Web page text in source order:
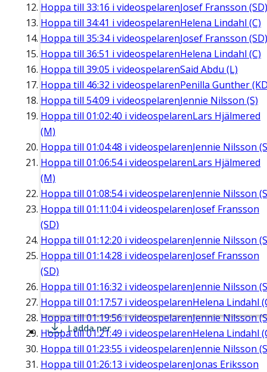
Hoppa till 33:16 i videospelarenJosef Fransson (SD)
Hoppa till 34:41 i videospelarenHelena Lindahl (C)
Hoppa till 35:34i videospelarenJosef Fransson (SD)
Hoppa till 36:51 i videospelarenHelena Lindahl (C)
Hoppa till 39:05 i videospelarenSaid Abdu (L)
Hoppa till 46:32 i videospelarenPenilla Gunther
Hoppa till 54:09 i videospelarenJennie Nilsson (S)
Hoppa till 01:02:40 i videospelarenLars Hjälmered
(M)
Hoppa till 01:04:48 i videospelarenJennie Nilsson
Hoppa till 01:06:54i videospelarenLars Hjälmered
(M)
Hoppa till 01:08:54i videospelarenJennie Nilsson
Hoppa till 01:11:04i videospelarenJosef Fransson
(SD)
Hoppa till 01:12:20 i videospelarenJennie Nilsson
Hoppa till 01:14:28 i videospelarenJosef Fransson
(SD)
Hoppa till 01:16:32 i videospelarenJennie Nilsson
Hoppa till 01:17:57 i videospelarenHelena Lindahl
Hoppa till01:19:56i videospelarenJennie Nilsson
Hoppa till01:21:49 i videospelarenHelena Lindahl
Hoppa till 01:23:55 i videospelarenJennie Nilsson
Hoppa till 01:26:13 i videospelarenJonas Eriksson
Ladda ner